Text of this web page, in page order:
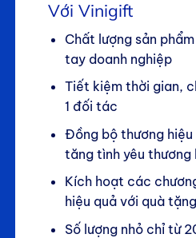
Với Vinigift
Chất lượng sản
tay doanh nghiệp
Tiết kiệm thời gian,
1 đối tác
Đồng bộ thương
tăng tình yêu thương
Kích hoạt các
hiệu quả với quà
Số lượng nhỏ chỉ từ